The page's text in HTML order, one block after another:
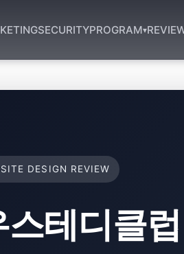
SECURITYPROGRAM▾
DESIGN REVIEW
테디클럽